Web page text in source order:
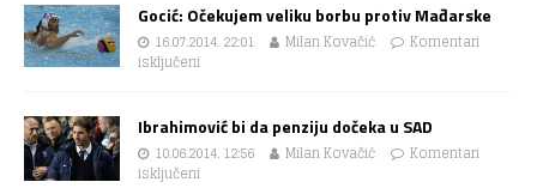
Gocić: Očekujem veliku borbu protiv Mađarske
16.07.2014. 22:01 Milan Kovačić
Komentari
isključeni
Ibrahimović bi da penziju dočeka u SAD
10.06.2014. 12:56 Milan Kovačić
Komentari
isključeni